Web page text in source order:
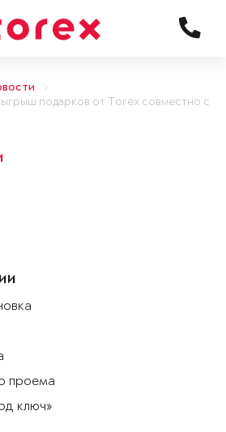
подарков от Torex совместно с
проема
ключ»